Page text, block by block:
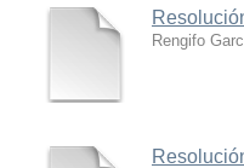
Rengifo